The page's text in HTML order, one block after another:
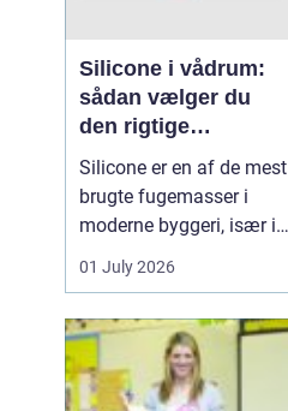
Silicone i vådrum:
sådan vælger du
den rigtige
fugemasse
Silicone er en af de mest
brugte fugemasser i
moderne byggeri, især i
badeværelser, køkkener
og andre områder med
fugerne omkring
bruseniche, håndvask,
køkkenbord eller
01 July 2026